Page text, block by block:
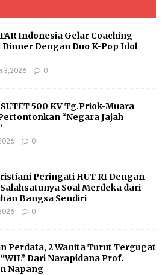
Indonesia Gelar Coaching
Dinner Dengan Duo K-Pop Idol
3, 2026 0
500 KV Tg.Priok-Muara
“Negara Jajah
0
Peringati HUT RI Dengan
Soal Merdeka dari
Bangsa Sendiri
0
Perdata, 2 Wanita Turut Tergugat
Dari Narapidana Prof.
Napang